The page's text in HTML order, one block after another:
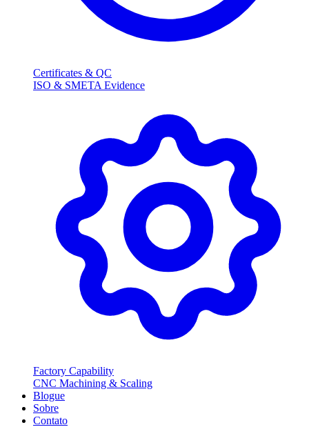
Certificates & QC
ISO & SMETA Evidence
Factory Capability
CNC Machining & Scaling
Blogue
Sobre
Contato